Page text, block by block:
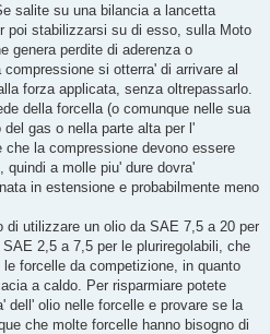
salite su una bilancia a lancetta
poi stabilizzarsi su di esso, sulla Moto
genera perdite di aderenza o
si otterra' di arrivare al
forza applicata, senza oltrepassarlo.
della forcella (o comunque nelle sua
gas o nella parte alta per l'
la compressione devono essere
a molle piu' dure dovra'
in estensione e probabilmente meno
di utilizzare un olio da SAE 7,5 a 20 per
2,5 a 7,5 per le pluriregolabili, che
forcelle da competizione, in quanto
a caldo. Per risparmiare potete
dell' olio nelle forcelle e provare se la
che molte forcelle hanno bisogno di